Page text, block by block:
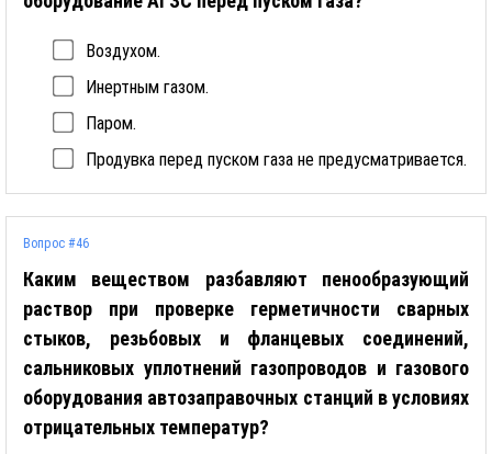
Воздухом.
Инертным газом.
Паром.
Продувка перед пуском газа не предусматривается.
Вопрос #46
Каким веществом разбавляют пенообразующий
раствор при проверке герметичности сварных
стыков, резьбовых и фланцевых соединений,
сальниковых уплотнений газопроводов и газового
оборудования автозаправочных станций в условиях
отрицательных температур?